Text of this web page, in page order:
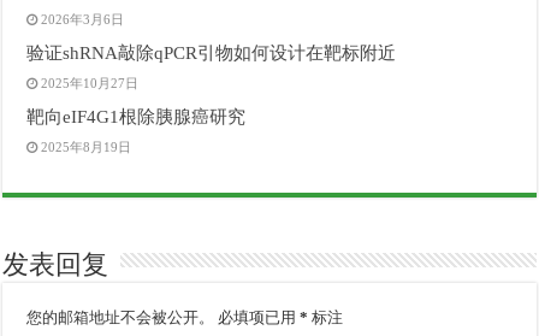
2026年3月6日
验证shRNA敲除qPCR引物如何设计在靶标附近
2025年10月27日
靶向eIF4G1根除胰腺癌研究
2025年8月19日
发表回复
您的邮箱地址不会被公开。 必填项已用* 标注